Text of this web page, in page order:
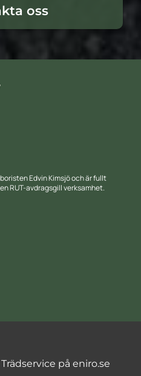
oss
Edvin Kimsjö och är fullt
RUT-avdragsgill verksamhet.
på eniro.se